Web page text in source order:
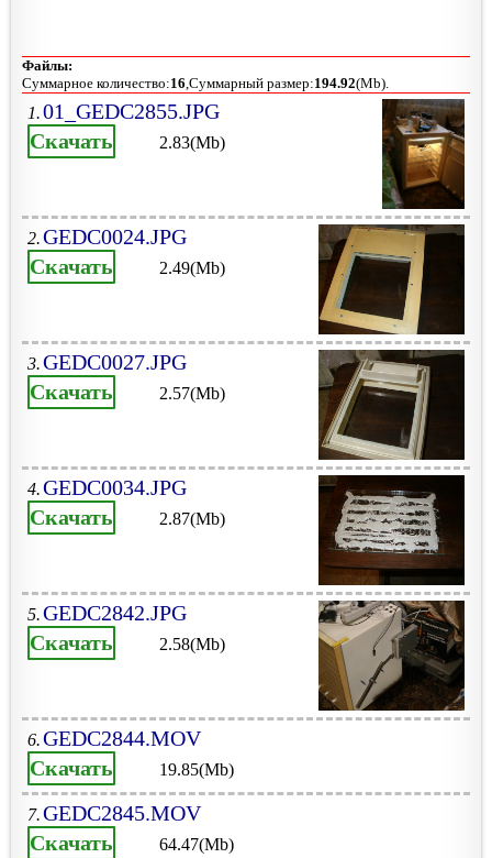
Файлы:
Суммарное количество:16 ,Суммарный размер:194.92(Mb).
1.01_GEDC2855.JPG
Скачать
2.83(Mb)
2.GEDC0024.JPG
Скачать
2.49(Mb)
3.GEDC0027.JPG
Скачать
2.57(Mb)
4.GEDC0034.JPG
Скачать
2.87(Mb)
5.GEDC2842.JPG
Скачать
2.58(Mb)
6.GEDC2844.MOV
Скачать
19.85(Mb)
7.GEDC2845.MOV
Скачать
64.47(Mb)